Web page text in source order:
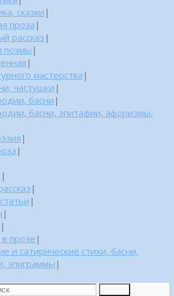
сказки |
проза|
рассказ|
поэмы|
|
мастерства |
частушки |
басни |
басни, эпитафии, афоризмы,
|
|
|
|
|
|
|
прозе |
и сатирические стихи, басни,
эпиграммы|